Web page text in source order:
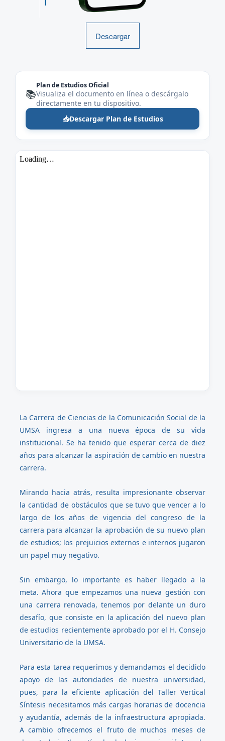
Descargar
📚
Plan de Estudios Oficial
Visualiza el documento en línea o descárgalo
directamente en tu dispositivo.
📥Descargar Plan de Estudios
La Carrera de Ciencias de la Comunicación Social de la
UMSA ingresa a una nueva época de su vida
institucional. Se ha tenido que esperar cerca de diez
años para alcanzar la aspiración de cambio en nuestra
carrera.
Mirando hacia atrás, resulta impresionante observar
la cantidad de obstáculos que se tuvo que vencer a lo
largo de los años de vigencia del congreso de la
carrera para alcanzar la aprobación de su nuevo plan
de estudios; los prejuicios externos e internos jugaron
un papel muy negativo.
Sin embargo, lo importante es haber llegado a la
meta. Ahora que empezamos una nueva gestión con
una carrera renovada, tenemos por delante un duro
desafío, que consiste en la aplicación del nuevo plan
de estudios recientemente aprobado por el H. Consejo
Universitario de la UMSA.
Para esta tarea requerimos y demandamos el decidido
apoyo de las autoridades de nuestra universidad,
pues, para la eficiente aplicación del Taller Vertical
Síntesis necesitamos más cargas horarias de docencia
y ayudantía, además de la infraestructura apropiada.
A cambio ofrecemos el fruto de muchos meses de